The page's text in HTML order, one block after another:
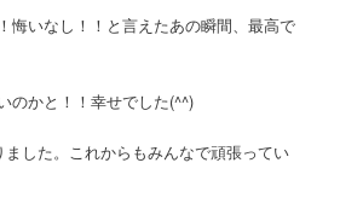
悔いなし！！と言えたあの瞬間、最高で
のかと！！幸せでした(^^)
した。これからもみんなで頑張ってい